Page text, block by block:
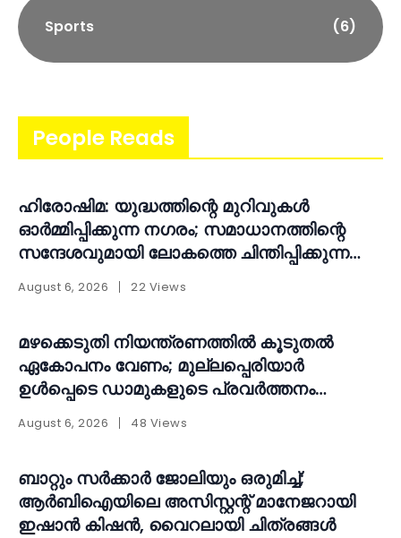
Sports (6)
People Reads
ഹിരോഷിമ: യുദ്ധത്തിന്റെ മുറിവുകൾ
ഓർമ്മിപ്പിക്കുന്ന നഗരം; സമാധാനത്തിന്റെ
സന്ദേശവുമായി ലോകത്തെ ചിന്തിപ്പിക്കുന്ന
August 6, 2026 22 Views
മഴക്കെടുതി നിയന്ത്രണത്തിൽ കൂടുതൽ
ഏകോപനം വേണം; മുല്ലപ്പെരിയാർ
ഉൾപ്പെടെ ഡാമുകളുടെ പ്രവർത്തനം
പുനഃപരിശോധിക്കണമെന്ന് ആവശ്യം
August 6, 2026 48 Views
ബാറ്റും സർക്കാർ ജോലിയും ഒരുമിച്ച്;
ആർബിഐയിലെ അസിസ്റ്റന്റ് മാനേജറായി
ഇഷാൻ കിഷൻ, വൈറലായി ചിത്രങ്ങൾ